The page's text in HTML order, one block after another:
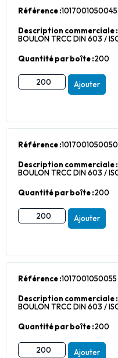
Référence :1017001050045
Description commerciale :
BOULON TRCC DIN 603 /
Quantité par boîte :200
Ajouter
Référence :1017001050050
Description commerciale :
BOULON TRCC DIN 603 /
Quantité par boîte :200
Ajouter
Référence :1017001050055
Description commerciale :
BOULON TRCC DIN 603 /
Quantité par boîte :200
Ajouter